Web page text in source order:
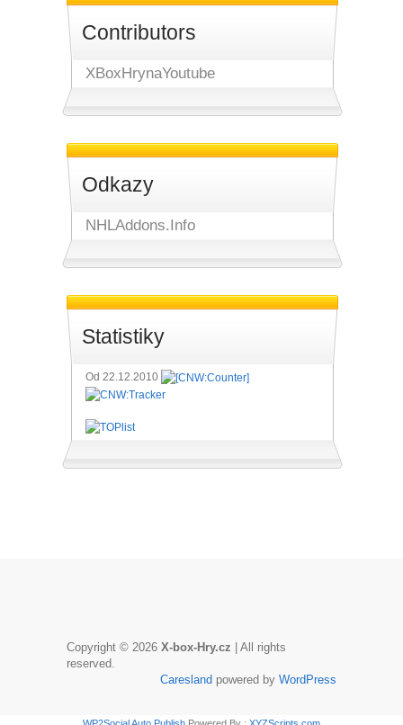
Contributors
XBoxHrynaYoutube
Odkazy
NHLAddons.Info
Statistiky
Od 22.12.2010
Copyright © 2026 X-box-Hry.cz
| All rights
reserved.
Caresland powered by WordPress